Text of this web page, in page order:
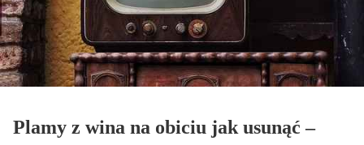
Plamy z wina na obiciu jak usunąć –